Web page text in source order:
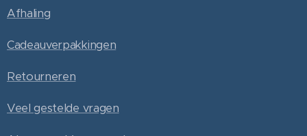
Afhaling
Cadeauverpakkingen
Retourneren
Veel gestelde vragen